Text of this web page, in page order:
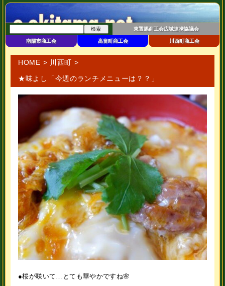
南陽市商工会 高畠町商工会 川西町商工会
東置賜商工会広域連携協議会
HOME > 川西町 >
★味よし「今週のランチメニューは？？」
●桜が咲いて…とても華やかですね🌸